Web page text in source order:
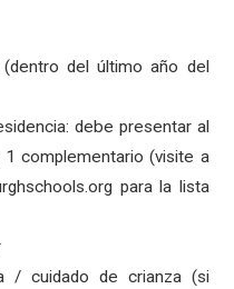
del último año del
debe presentar al
complementario (visite a
para la lista
/ cuidado de crianza (si